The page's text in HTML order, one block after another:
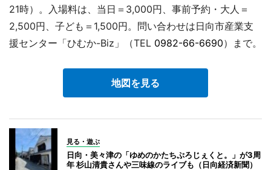
21時）。入場料は、当日＝3,000円、事前予約・大人＝
2,500円、子ども＝1,500円。問い合わせは日向市産業支
援センター「ひむか-Biz」（TEL 0982-66-6690）まで。
地図を見る
見る・遊ぶ
日向・美々津の「ゆめのかたちぷろじぇくと。」が3周
年 杉山清貴さんや三味線のライブも（日向経済新聞）